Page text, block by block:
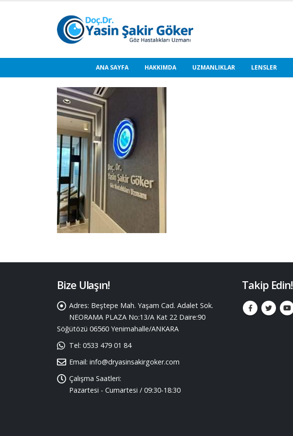
ANA SAYFA HAKKIMDA UZMANLIKLAR LENSLER
Bize Ulaşın!
Adres: Beştepe Mah. Yaşam Cad. Adalet Sok.
NEORAMA PLAZA No:13/A Kat 22 Daire:90
Söğütözü 06560 Yenimahalle/ANKARA
Tel: 0533 479 01 84
Email: info@dryasinsakirgoker.com
Çalışma Saatleri:
Pazartesi - Cumartesi / 09:30-18:30
Takip Edin!